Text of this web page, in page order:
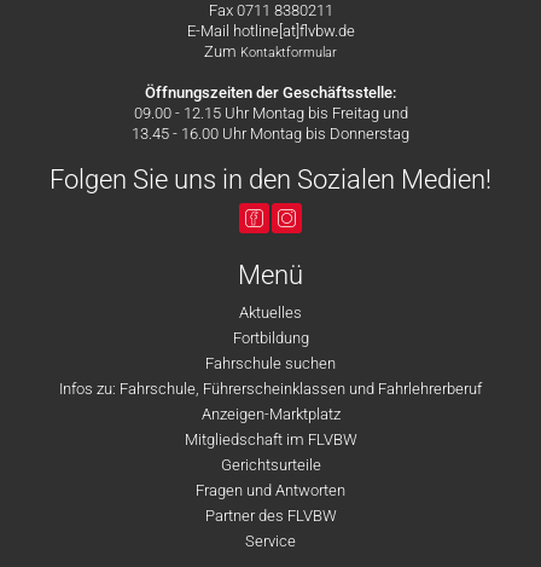
Fax 0711 8380211
E-Mail hotline[at]flvbw.de
Zum Kontaktformular
Öffnungszeiten der Geschäftsstelle:
09.00 - 12.15 Uhr Montag bis Freitag und
13.45 - 16.00 Uhr Montag bis Donnerstag
Folgen Sie uns in den Sozialen Medien!
Menü
Aktuelles
Fortbildung
Fahrschule suchen
Infos zu: Fahrschule, Führerscheinklassen und Fahrlehrerberuf
Anzeigen-Marktplatz
Mitgliedschaft im FLVBW
Gerichtsurteile
Fragen und Antworten
Partner des FLVBW
Service